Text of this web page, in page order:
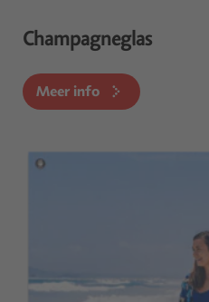
Champagneglas
Meer info